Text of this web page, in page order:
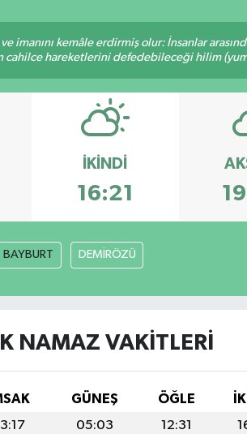
imanını kemâle erdirmiş olur: İnsanlar
cahilce hareketlerini defedebileceği hilim
İKINDI
16:21
BAYBURT DEMİRÖZÜ
NAMAZ VAKITLERI
GÜNEŞ ÖĞLE
05:03 12:31